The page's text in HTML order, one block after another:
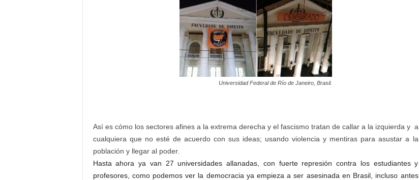
Universidad Federal de Río de Janeiro, Brasil.
Así es cómo los sectores afines a la extrema derecha y el fascismo tratan de callar a la izquierda y a
cualquiera que no esté de acuerdo con sus ideas; usando violencia y mentiras para asustar a la
población y llegar al poder.
Hasta ahora ya van 27 universidades allanadas, con fuerte represión contra los estudiantes y
profesores, como podemos ver la democracia ya empieza a ser asesinada en Brasil, incluso antes